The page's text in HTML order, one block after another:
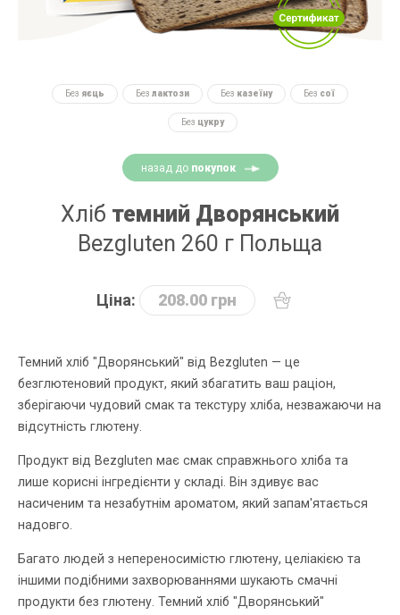
Без яєць Без лактози Без казеїну Без сої
Без цукру
назад до покупок
Хліб темний Дворянський
Bezgluten 260 г Польща
Ціна: 208.00 грн
Темний хліб "Дворянський" від Bezgluten — це
безглютеновий продукт, який збагатить ваш раціон,
зберігаючи чудовий смак та текстуру хліба, незважаючи на
відсутність глютену.
Продукт від Bezgluten має смак справжнього хліба та
лише корисні інгредієнти у складі. Він здивує вас
насиченим та незабутнім ароматом, який запам'ятається
надовго.
Багато людей з непереносимістю глютену, целіакією та
іншими подібними захворюваннями шукають смачні
продукти без глютену. Темний хліб "Дворянський"